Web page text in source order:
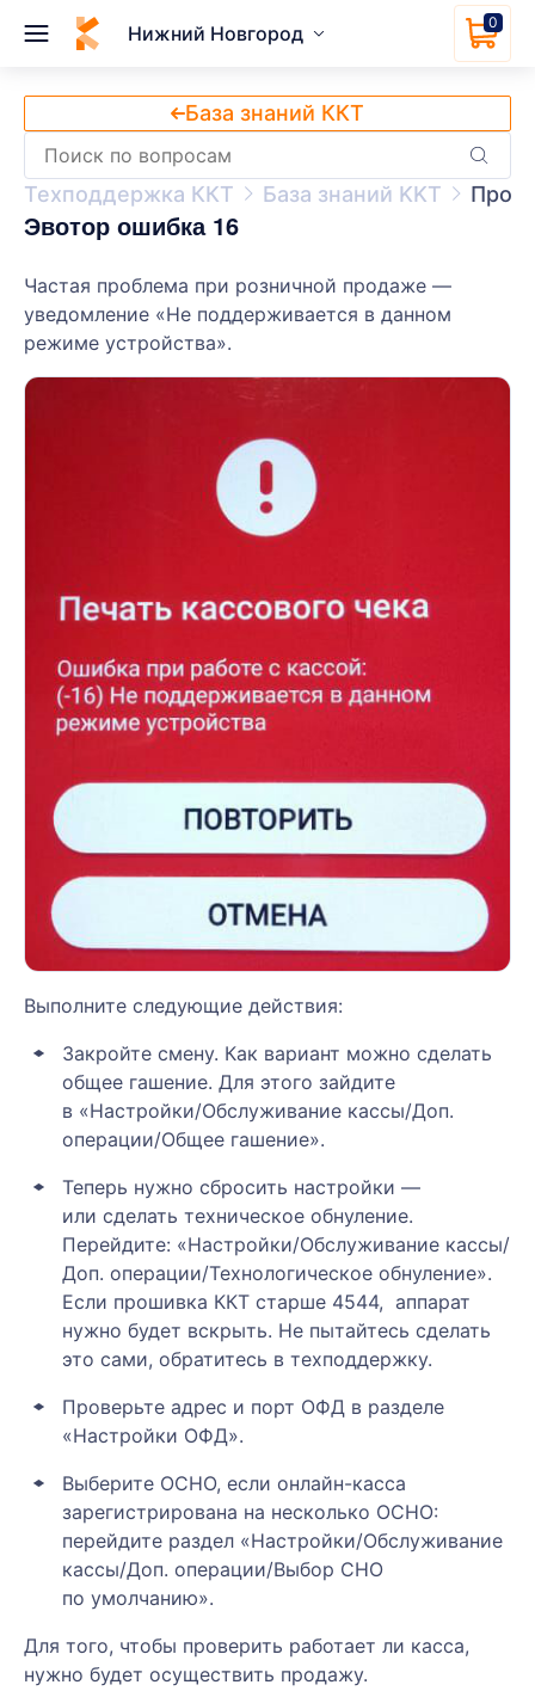
Нижний Новгород 0
База знаний ККТ
Техподдержка ККТ База знаний KKT
Эвотор ошибка 16
Частая проблема при розничной продаже —
уведомление «Не поддерживается в данном
режиме устройства».
Выполните следующие действия:
Закройте смену. Как вариант можно сделать
общее гашение. Для этого зайдите
в «Настройки/Обслуживание кассы/Доп.
операции/Общее гашение».
Теперь нужно сбросить настройки —
или сделать техническое обнуление.
Перейдите: «Настройки/Обслуживание кассы/
Доп. операции/Технологическое обнуление».
Если прошивка ККТ старше 4544, аппарат
нужно будет вскрыть. Не пытайтесь сделать
это сами, обратитесь в техподдержку.
Проверьте адрес и порт ОФД в разделе
«Настройки ОФД».
Выберите ОСНО, если онлайн-касса
зарегистрирована на несколько ОСНО:
перейдите раздел «Настройки/Обслуживание
кассы/Доп. операции/Выбор СНО
по умолчанию».
Для того, чтобы проверить работает ли касса,
нужно будет осуществить продажу.